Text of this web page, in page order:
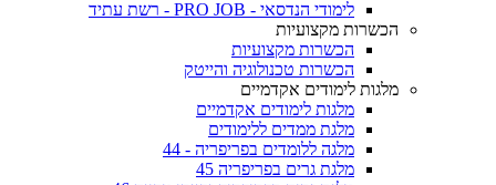
לימודי הנדסאי - PRO JOB - רשת עתיד
הכשרות מקצועיות
הכשרות מקצועיות
הכשרות טכנולוגיה והייטק
מלגות לימודים אקדמיים
מלגות לימודים אקדמיים
מלגת ממדים ללימודים
מלגה ללומדים בפריפריה - 44
מלגת גרים בפריפריה 45